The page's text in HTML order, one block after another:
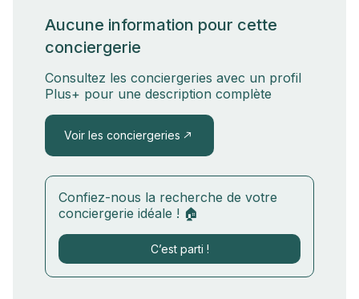
Aucune information pour cette
conciergerie
Consultez les conciergeries avec un profil
Plus+ pour une description complète
Voir les conciergeries
Confiez-nous la recherche de votre
conciergerie idéale ! 🏠
C’est parti !